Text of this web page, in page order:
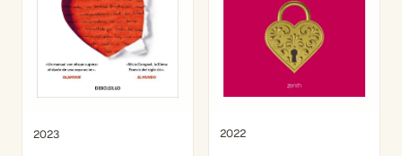
2023 2022